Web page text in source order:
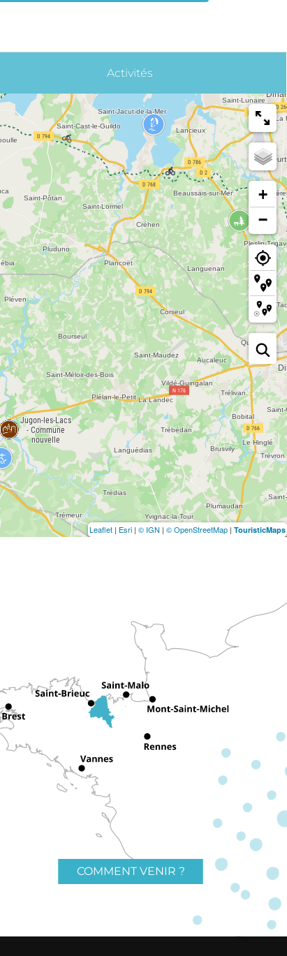
Activités
+
−
Leaflet | Esri | © IGN | © OpenStreetMap | TouristicMaps
COMMENT VENIR ?